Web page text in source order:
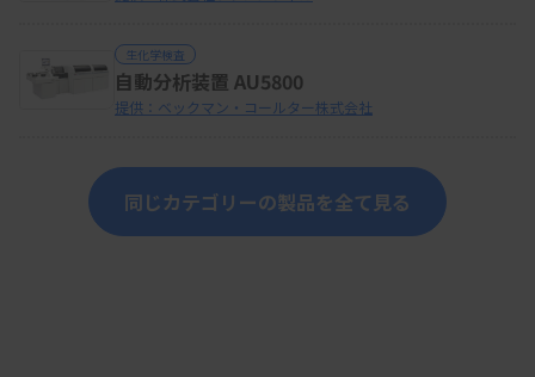
生化学検査
自動分析装置 AU5800
提供：ベックマン・コールター株式会社
同じカテゴリーの製品を全て見る